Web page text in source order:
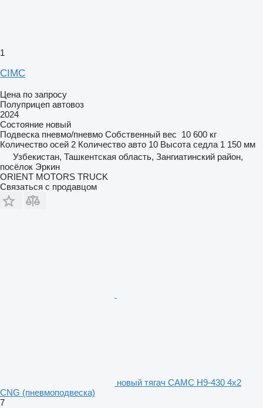
1
CIMC
Цена по запросу
Полуприцеп автовоз
2024
Состояние новый
Подвеска пневмо/пневмо Собственный вес 10 600 кг
Количество осей 2 Количество авто 10 Высота седла 1 150 мм
Узбекистан, Ташкентская область, Зангиатинский район,
посёлок Эркин
ORIENT MOTORS TRUCK
Связаться с продавцом
новый тягач CAMC H9-430 4x2
CNG (пневмоподвеска)
7